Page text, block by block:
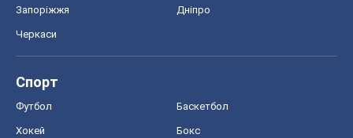
Запоріжжя Дніпро
Черкаси
Спорт
Футбол Баскетбол
Хокей Бокс